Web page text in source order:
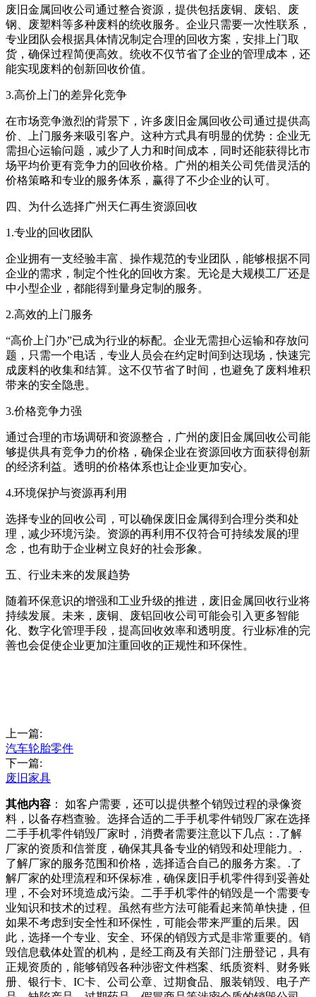
废旧金属回收公司通过整合资源，提供包括废铜、废铝、废
钢、废塑料等多种废料的统收服务。企业只需要一次性联系，
专业团队会根据具体情况制定合理的回收方案，安排上门取
货，确保过程简便高效。统收不仅节省了企业的管理成本，还
能实现废料的创新回收价值。
3.高价上门的差异化竞争
在市场竞争激烈的背景下，许多废旧金属回收公司通过提供高
价、上门服务来吸引客户。这种方式具有明显的优势：企业无
需担心运输问题，减少了人力和时间成本，同时还能获得比市
场平均价更有竞争力的回收价格。广州的相关公司凭借灵活的
价格策略和专业的服务体系，赢得了不少企业的认可。
四、为什么选择广州天仁再生资源回收
1.专业的回收团队
企业拥有一支经验丰富、操作规范的专业团队，能够根据不同
企业的需求，制定个性化的回收方案。无论是大规模工厂还是
中小型企业，都能得到量身定制的服务。
2.高效的上门服务
“高价上门办”已成为行业的标配。企业无需担心运输和存放问
题，只需一个电话，专业人员会在约定时间到达现场，快速完
成废料的收集和结算。这不仅节省了时间，也避免了废料堆积
带来的安全隐患。
3.价格竞争力强
通过合理的市场调研和资源整合，广州的废旧金属回收公司能
够提供具有竞争力的价格，确保企业在资源回收方面获得创新
的经济利益。透明的价格体系也让企业更加安心。
4.环境保护与资源再利用
选择专业的回收公司，可以确保废旧金属得到合理分类和处
理，减少环境污染。资源的再利用不仅符合可持续发展的理
念，也有助于企业树立良好的社会形象。
五、行业未来的发展趋势
随着环保意识的增强和工业升级的推进，废旧金属回收行业将
持续发展。未来，废铜、废铝回收公司可能会引入更多智能
化、数字化管理手段，提高回收效率和透明度。行业标准的完
善也会促使企业更加注重回收的正规性和环保性。
上一篇:
汽车轮胎零件
下一篇:
废旧家具
其他内容 ： 如客户需要，还可以提供整个销毁过程的录像资
料，以备存档查验。选择合适的二手手机零件销毁厂家在选择
二手手机零件销毁厂家时，消费者需要注意以下几点：.了解
厂家的资质和信誉度，确保其具备专业的销毁和处理能力。.
了解厂家的服务范围和价格，选择适合自己的服务方案。.了
解厂家的处理流程和环保标准，确保废旧手机零件得到妥善处
理，不会对环境造成污染。二手手机零件的销毁是一个需要专
业知识和技术的过程。虽然有些方法可能看起来简单快捷，但
如果不考虑到安全性和环保性，可能会带来严重的后果。因
此，选择一个专业、安全、环保的销毁方式是非常重要的。销
毁信息载体处置的机构，是经工商及有关部门注册登记，具有
正规资质的，能够销毁各种涉密文件档案、纸质资料、财务账
册、银行卡、IC卡、公司公章、过期食品、服装销毁、电子产